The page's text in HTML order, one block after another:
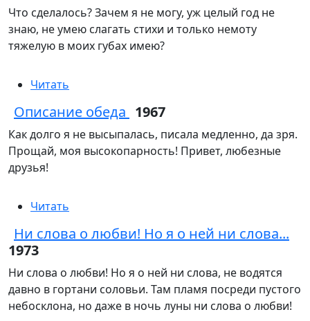
Что сделалось? Зачем я не могу, уж целый год не
знаю, не умею слагать стихи и только немоту
тяжелую в моих губах имею?
Читать
Описание обеда 1967
Как долго я не высыпалась, писала медленно, да зря.
Прощай, моя высокопарность! Привет, любезные
друзья!
Читать
Ни слова о любви! Но я о ней ни слова...
1973
Ни слова о любви! Но я о ней ни слова, не водятся
давно в гортани соловьи. Там пламя посреди пустого
небосклона, но даже в ночь луны ни слова о любви!